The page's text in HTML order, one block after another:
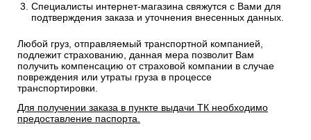
Специалисты интернет-магазина свяжутся с Вами для
подтверждения заказа и уточнения внесенных данных.
Любой груз, отправляемый транспортной компанией,
подлежит страхованию, данная мера позволит Вам
получить компенсацию от страховой компании в случае
повреждения или утраты груза в процессе
транспортировки.
Для получении заказа в пункте выдачи ТК необходимо
предоставление паспорта.